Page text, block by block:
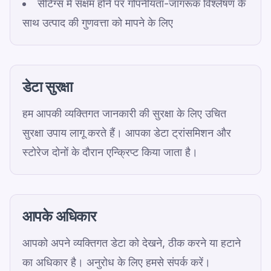
सेटिंग्स में सक्षम होने पर गोपनीयता-जागरूक विश्लेषण के
साथ उत्पाद की गुणवत्ता को मापने के लिए
डेटा सुरक्षा
हम आपकी व्यक्तिगत जानकारी की सुरक्षा के लिए उचित
सुरक्षा उपाय लागू करते हैं। आपका डेटा ट्रांसमिशन और
स्टोरेज दोनों के दौरान एन्क्रिप्ट किया जाता है।
आपके अधिकार
आपको अपने व्यक्तिगत डेटा को देखने, ठीक करने या हटाने
का अधिकार है। अनुरोध के लिए हमसे संपर्क करें।